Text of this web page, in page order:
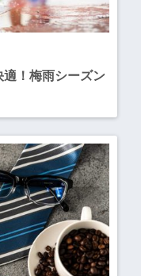
適！梅雨シーズン